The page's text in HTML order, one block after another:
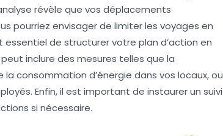
révèle que vos déplacements
pourriez envisager de limiter les voyages en
essentiel de structurer votre plan d’action en
inclure des mesures telles que la
consommation d’énergie dans vos locaux, ou
Enfin, il est important de instaurer un suivi
si nécessaire.